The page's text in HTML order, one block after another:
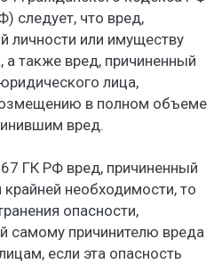
следует, что вред,
личности или имуществу
а также вред, причиненный
лица,
в полном объеме
вред.
ГК РФ вред, причиненный
крайней необходимости, то
опасности,
самому причинителю вреда
если эта опасность